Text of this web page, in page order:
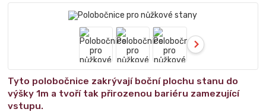
Tyto polobočnice zakrývají boční plochu stanu do
výšky 1m a tvoří tak přirozenou bariéru zamezující
vstupu.